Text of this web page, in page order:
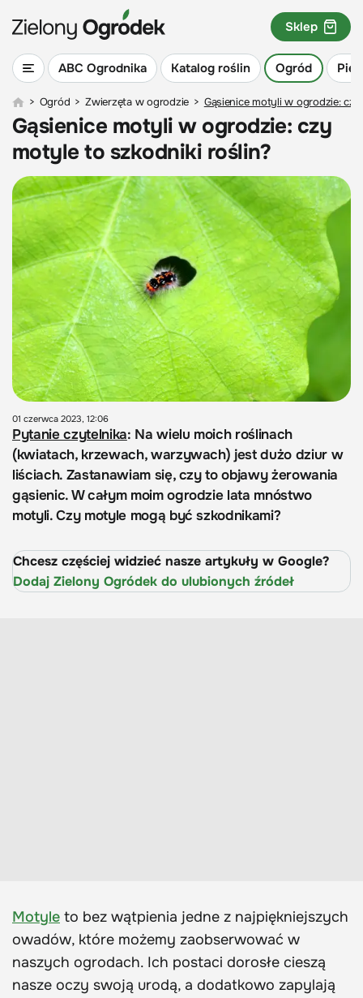
ABC Ogrodnika Katalog roślin Ogród
Sklep
> Ogród > Zwierzęta w ogrodzie > Gąsienice motyli w ogrodzie:
Gąsienice motyli w ogrodzie: czy
motyle to szkodniki roślin?
01 czerwca 2023, 12:06
Pytanie czytelnika: Na wielu moich roślinach
(kwiatach, krzewach, warzywach) jest dużo dziur w
liściach. Zastanawiam się, czy to objawy żerowania
gąsienic. W całym moim ogrodzie lata mnóstwo
motyli. Czy motyle mogą być szkodnikami?
Chcesz częściej widzieć nasze artykuły w Google?
Dodaj Zielony Ogródek do ulubionych źródeł
Motyle to bez wątpienia jedne z najpiękniejszych
owadów, które możemy zaobserwować w
naszych ogrodach. Ich postaci dorosłe cieszą
nasze oczy swoją urodą, a dodatkowo zapylają